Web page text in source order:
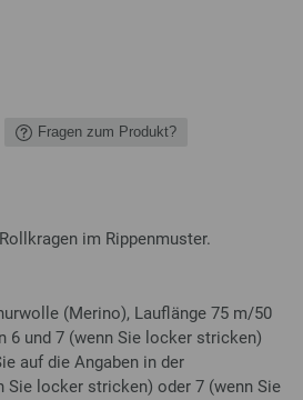
Fragen zum Produkt?
im Rippenmuster.
(Merino), Lauflänge 75 m/50
6 und 7 (wenn Sie locker stricken)
auf die Angaben in der
Sie locker stricken) oder 7 (wenn Sie